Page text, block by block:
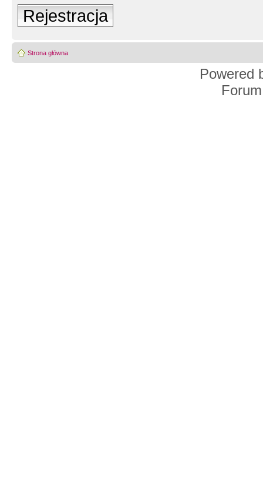
Rejestracja
Strona główna
Powered